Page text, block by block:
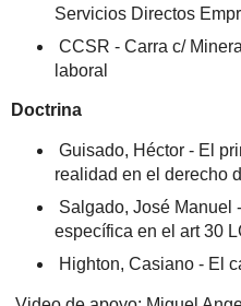
Servicios Directos
CCSR - Carra c/
laboral
Doctrina
Guisado, Héctor - El
realidad en el derecho
Salgado, José Manuel
específica en el art 30
Highton, Casiano - El